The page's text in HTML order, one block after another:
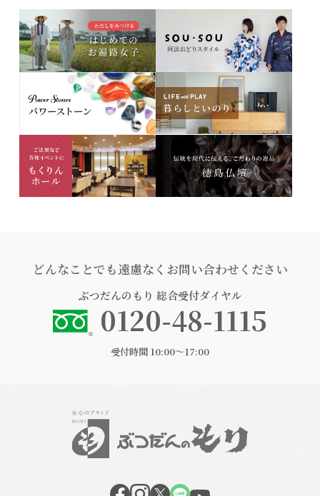
どんなことでも遠慮なくお問い合わせください
ぶつだんのもり 総合受付ダイヤル
0120-48-1115
受付時間 10:00〜17:00